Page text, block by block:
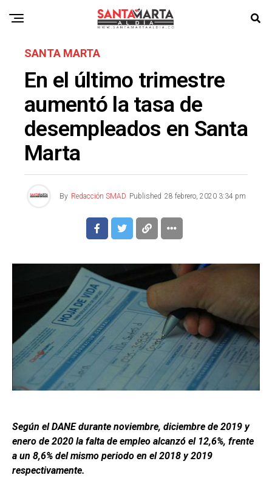
SANTA MARTA
En el último trimestre
aumentó la tasa de
desempleados en Santa
Marta
By Redacción SMAD Published 28 febrero, 2020 3:34 pm
Según el DANE durante noviembre, diciembre de 2019 y
enero de 2020 la falta de empleo alcanzó el 12,6%, frente
a un 8,6% del mismo periodo en el 2018 y 2019
respectivamente.